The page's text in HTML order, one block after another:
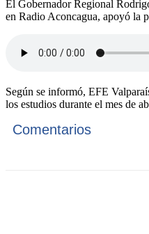
El Gobernador Regional
en Radio Aconcagua, apoyó la
Según se informó, EFE
los estudios durante el mes de
Comentarios